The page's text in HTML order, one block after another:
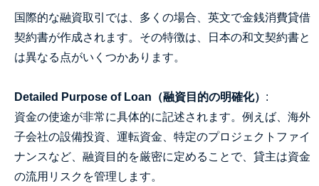
国際的な融資取引では、多くの場合、英文で金銭消費貸借
契約書が作成されます。その特徴は、日本の和文契約書と
は異なる点がいくつかあります。
Detailed Purpose of Loan（融資目的の明確化） :
資金の使途が非常に具体的に記述されます。例えば、海外
子会社の設備投資、運転資金、特定のプロジェクトファイ
ナンスなど、融資目的を厳密に定めることで、貸主は資金
の流用リスクを管理します。